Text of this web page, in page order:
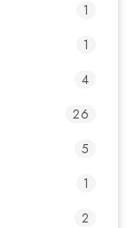
1
1
4
26
5
1
2